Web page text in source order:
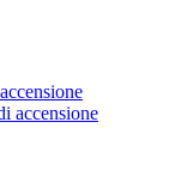
accensione